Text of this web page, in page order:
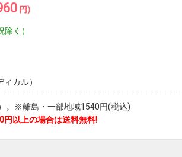
円)
く）
ィカル）
。※離島・一部地域1540円(税込)
円以上の場合は送料無料!